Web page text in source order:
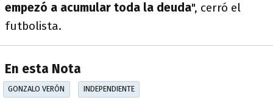
empezó a acumular toda la deuda", cerró el
futbolista.
En esta Nota
GONZALO VERÓN INDEPENDIENTE